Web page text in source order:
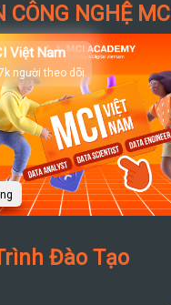
CÔNG NGHỆ MCI
Việt Nam
người theo dõi
Đào Tạo